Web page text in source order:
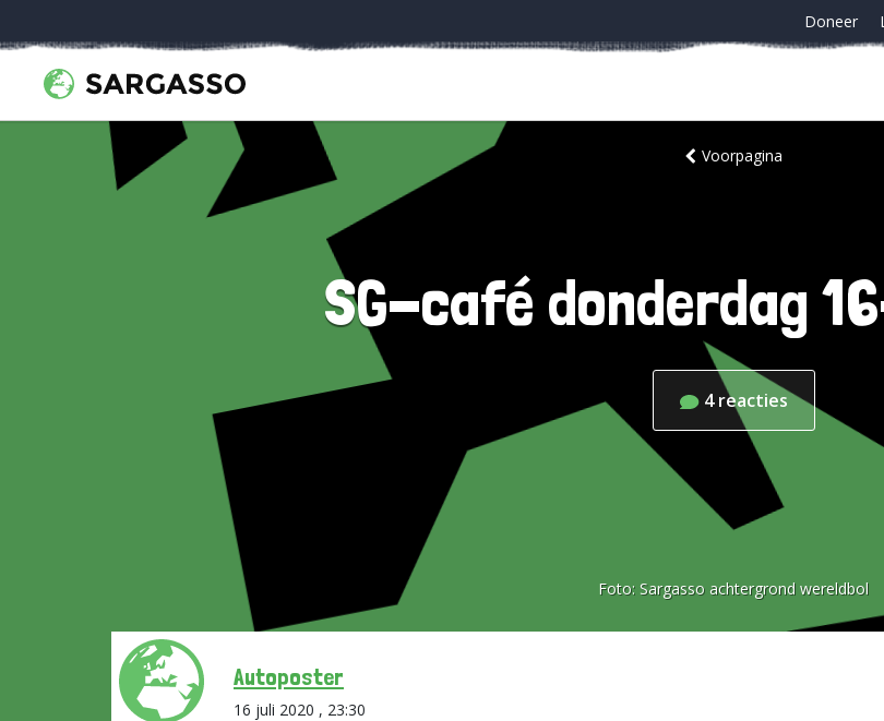
Doneer
Voorpagina
SG-café donderdag
4 reacties
Foto: Sargasso achtergrond wereldbol
Autoposter
16 juli 2020 , 23:30